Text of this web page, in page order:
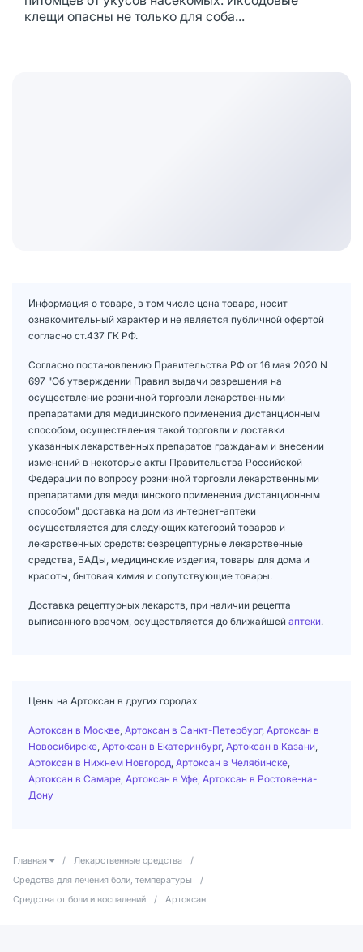
клещи опасны не только для соба...
Информация о товаре, в том числе цена товара, носит
ознакомительный характер и не является публичной офертой
согласно ст.437 ГК РФ.
Согласно постановлению Правительства РФ от 16 мая 2020 N
697 "Об утверждении Правил выдачи разрешения на
осуществление розничной торговли лекарственными
препаратами для медицинского применения дистанционным
способом, осуществления такой торговли и доставки
указанных лекарственных препаратов гражданам и внесении
изменений в некоторые акты Правительства Российской
Федерации по вопросу розничной торговли лекарственными
препаратами для медицинского применения дистанционным
способом" доставка на дом из интернет-аптеки
осуществляется для следующих категорий товаров и
лекарственных средств: безрецептурные лекарственные
средства, БАДы, медицинские изделия, товары для дома и
красоты, бытовая химия и сопутствующие товары.
Доставка рецептурных лекарств, при наличии рецепта
выписанного врачом, осуществляется до ближайшей аптеки.
Цены на Артоксан в других городах
Артоксан в Москве Артоксан в Санкт-Петербург, Артоксан в
Новосибирске Артоксан в Екатеринбург, Артоксан в Казани
Артоксан в Нижнем Новгород Артоксан в Челябинске
Артоксан в Самаре Артоксан в Уфе Артоксан в Ростове-на-
Дону
Главная / Лекарственные средства
/
Средства для лечения боли, температуры
/
Средства от боли и воспалений
/ Артоксан